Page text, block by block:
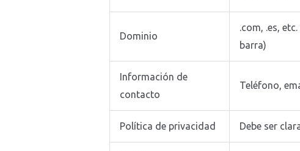
Dominio
.com, .es,
barra)
Información de
contacto
Teléfono,
Política de privacidad Debe ser